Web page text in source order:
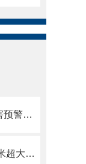
地下水位监测设备：从井下水害预警到地下水动态管理全适配深井水位监测终端
400米地下水位监测仪：0-400米超大量程深井矿井地热井水位监测“一探到底”